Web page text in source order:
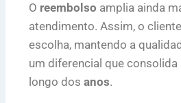
O reembolso amplia ainda
atendimento. Assim, o
escolha, mantendo a
um diferencial que consolida
longo dos anos.